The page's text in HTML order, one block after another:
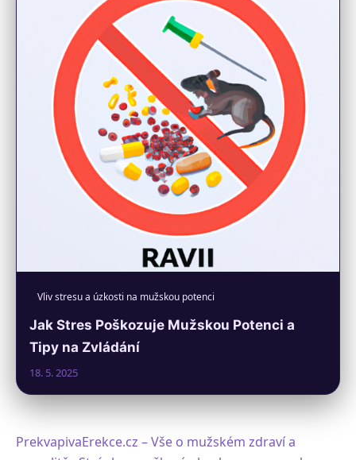
Vliv stresu a úzkosti na mužskou potenci
Jak Stres Poškozuje Mužskou Potenci a
Tipy na Zvládání
18. 5. 2025
PrekvapivaErekce.cz – Vše o mužském zdraví a